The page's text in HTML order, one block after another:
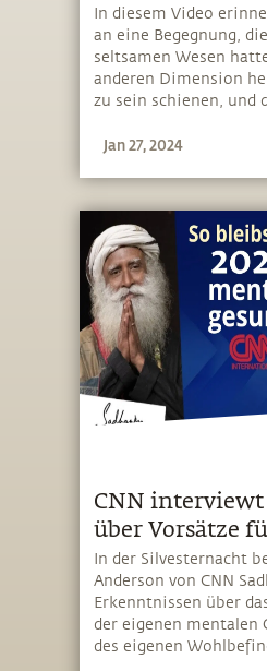
Begegnung mit
In diesem Video
an eine Begegnung,
seltsamen Wesen
anderen Dimension
zu sein schienen, und
anderer Bereiche
Jan 27, 2024
CNN interviewt
über Vorsätze
2024
In der Silvesternacht
Anderson von CNN
Erkenntnissen über
der eigenen mentalen
des eigenen